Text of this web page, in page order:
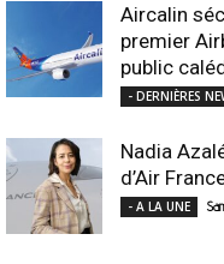
Aircalin
premier
public
- DERNIÈRES
Nadia
d’Air
- A LA UNE